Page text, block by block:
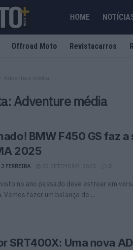
HOME
Offroad Moto Revistacarros
Adventure média
Adventure média
BMW F450 GS faz a
2025
FERREIRA 22 SETEMBRO, 2025 0
no ano passado deve estrear em
Vamos fazer um balanço de ...
SRT400X: Uma nova